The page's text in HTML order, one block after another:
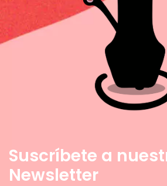
Suscríbete a
Newsletter